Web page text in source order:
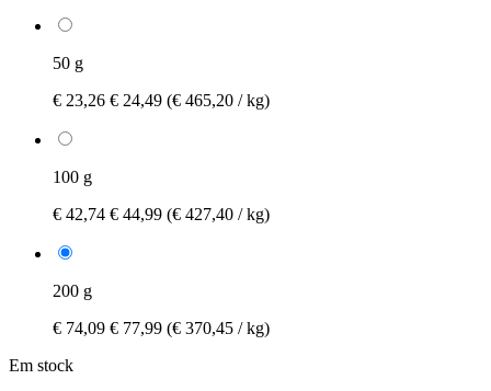
50 g
€ 23,26 € 24,49 (€ 465,20 / kg)
100 g
€ 42,74 € 44,99 (€ 427,40 / kg)
200 g
€ 74,09 € 77,99 (€ 370,45 / kg)
Em stock